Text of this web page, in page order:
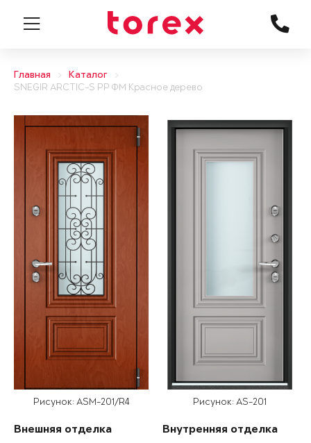
Главная
Каталог
SNEGIR ARCTIC-S PP ФМ Красное дерево
Рисунок: ASM-201/R4
Внешняя отделка
Рисунок: AS-201
Внутренняя отделка